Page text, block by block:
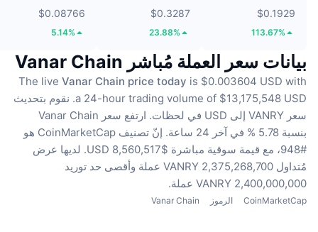
$0.1929
113.67%
$0.3287
23.88%
$0.08766
5.14%
بيانات سعر العملة مُباشر Vanar Chain
The live Vanar Chain price today is $0.003604 USD with
a 24-hour trading volume of $13,175,548 USD. نقوم بتحديث
سعر VANRY إلى USD في لحظات.
ارتفع سعر Vanar Chain
بنسبة 5.78 % في آخر 24 ساعة.
إنّ تصنيف CoinMarketCap هو
#948، مع قيمة سوقية مباشرة $8,560,517 USD.
لديها عرض
مُتداول 2,375,268,700 VANRY عملة
وأقصى حد توريد
2,400,000,000 VANRY عملة.
CoinMarketCap الرموز Vanar Chain